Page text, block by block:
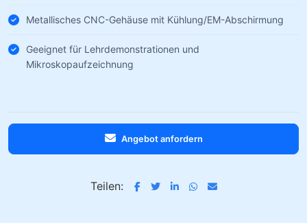
Metallisches CNC-Gehäuse mit Kühlung/EM-Abschirmung
Geeignet für Lehrdemonstrationen und
Mikroskopaufzeichnung
Angebot anfordern
Teilen: